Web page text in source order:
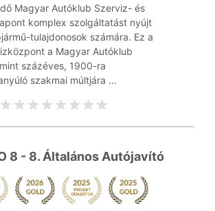
Magyar Autóklub Szerviz- és
komplex szolgáltatást nyújt
tulajdonosok számára. Ez a
a Magyar Autóklub
százéves, 1900-ra
szakmai múltjára ...
8 - 8. Általános Autójavító